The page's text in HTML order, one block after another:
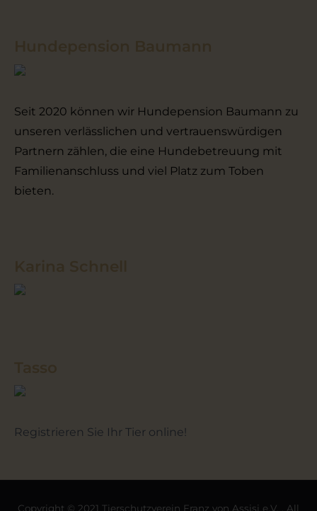
Seit 2020 können wir Hundepension Baumann zu
unseren verlässlichen und vertrauenswürdigen
Partnern zählen, die eine Hundebetreuung mit
Familienanschluss und viel Platz zum Toben
bieten.
Registrieren Sie Ihr Tier online!
Copyright © 2021 Tierschutzverein Franz von Assisi e.V. . All